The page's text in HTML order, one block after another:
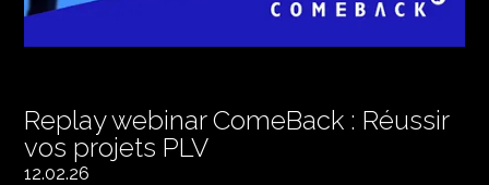
Replay webinar ComeBack : Réussir
vos projets PLV
12.02.26